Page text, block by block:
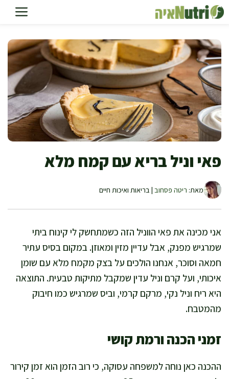
לדלג
לתוכן
פאי וניל בריא עם קמח מלא
מאת: ריטה פסחוב | בריאות ואיכות חיים
אני מכינה את פאי הווניל הזה כשמתחשק לי קינוח ביתי
שמרגיש מפנק, אבל עדיין מזין ומאוזן. במקום בסיס עתיר
חמאה וסוכר, אנחנו הולכים על בצק מקמח מלא עם שומן
איכותי, ועל קרם וניל עדין שמקבל מתיקות טבעית. התוצאה
היא ריח וניל נקי, מרקם קרמי, וביס שמרגיש כמו חיבוק
מהמטבח.
זמני הכנה ורמת קושי
ההכנה כאן נוחה למשפחה עסוקה, כי רוב הזמן הוא זמן קירור